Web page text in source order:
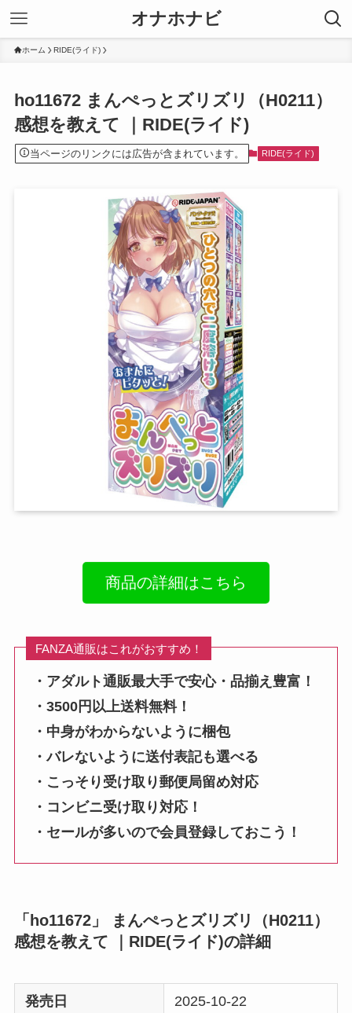
オナホナビ
ホーム RIDE(ライド)
ho11672 まんぺっとズリズリ（H0211）
感想を教えて ｜RIDE(ライド)
当ページのリンクには広告が含まれています。 RIDE(ライド)
商品の詳細はこちら
FANZA通販はこれがおすすめ！
・アダルト通販最大手で安心・品揃え豊富！
・3500円以上送料無料！
・中身がわからないように梱包
・バレないように送付表記も選べる
・こっそり受け取り郵便局留め対応
・コンビニ受け取り対応！
・セールが多いので会員登録しておこう！
「ho11672」 まんぺっとズリズリ（H0211）
感想を教えて ｜RIDE(ライド)の詳細
発売日 2025-10-22